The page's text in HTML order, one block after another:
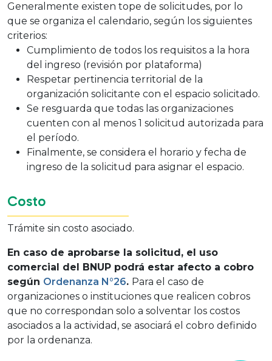
Generalmente existen tope de solicitudes, por lo
que se organiza el calendario, según los siguientes
criterios:
Cumplimiento de todos los requisitos a la hora
del ingreso (revisión por plataforma)
Respetar pertinencia territorial de la
organización solicitante con el espacio solicitado.
Se resguarda que todas las organizaciones
cuenten con al menos 1 solicitud autorizada para
el período.
Finalmente, se considera el horario y fecha de
ingreso de la solicitud para asignar el espacio.
Costo
Trámite sin costo asociado.
En caso de aprobarse la solicitud, el uso
comercial del BNUP podrá estar afecto a cobro
según Ordenanza N°26. Para el caso de
organizaciones o instituciones que realicen cobros
que no correspondan solo a solventar los costos
asociados a la actividad, se asociará el cobro definido
por la ordenanza.